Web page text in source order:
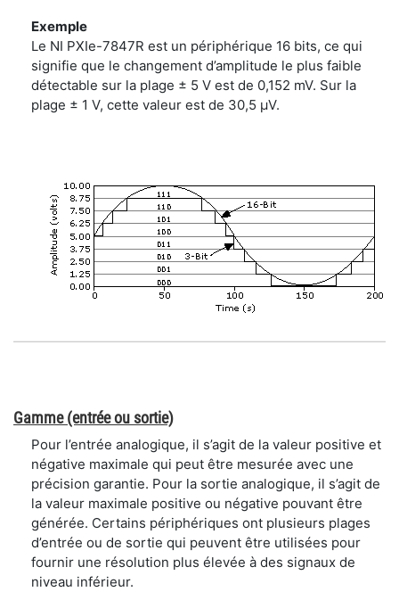
Exemple
Le NI PXIe-7847R est un périphérique 16 bits, ce qui
signifie que le changement d’amplitude le plus faible
détectable sur la plage ± 5 V est de 0,152 mV. Sur la
plage ± 1 V, cette valeur est de 30,5 μV.
Gamme (entrée ou sortie)
Pour l’entrée analogique, il s’agit de la valeur positive et
négative maximale qui peut être mesurée avec une
précision garantie. Pour la sortie analogique, il s’agit de
la valeur maximale positive ou négative pouvant être
générée. Certains périphériques ont plusieurs plages
d’entrée ou de sortie qui peuvent être utilisées pour
fournir une résolution plus élevée à des signaux de
niveau inférieur.